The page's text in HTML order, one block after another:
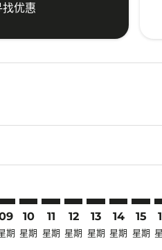
找优惠
期
10
星期
11
星期
12
星期
13
星期
14
星期
15
星期